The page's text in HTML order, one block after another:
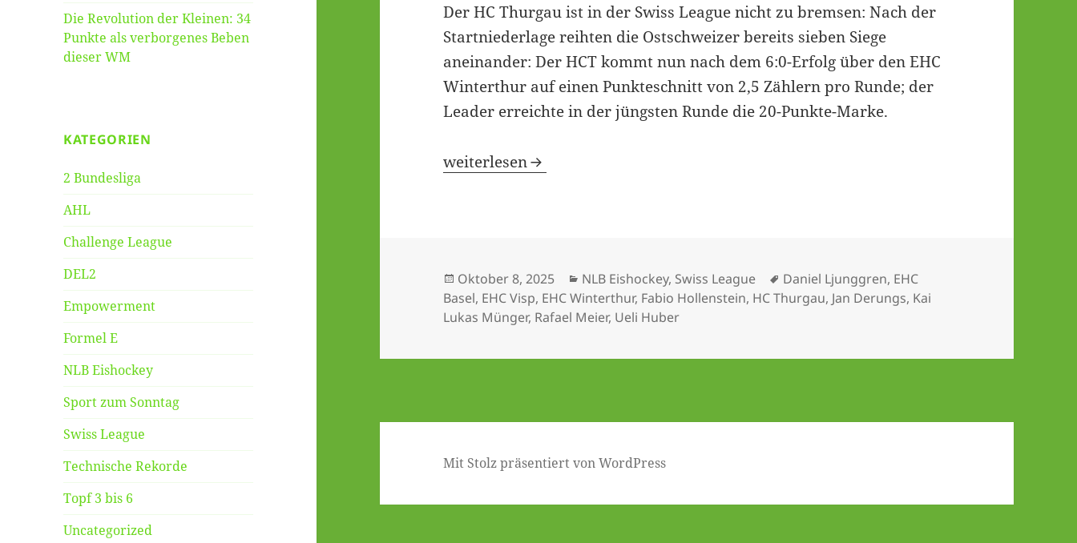
Die Revolution der Kleinen: 34
Punkte als verborgenes Beben
dieser WM
KATEGORIEN
2 Bundesliga
AHL
Challenge League
DEL2
Empowerment
Formel E
NLB Eishockey
Sport zum Sonntag
Swiss League
Technische Rekorde
Topf 3 bis 6
Uncategorized
Der HC Thurgau ist in der Swiss League nicht zu bremsen: Nach der
Startniederlage reihten die Ostschweizer bereits sieben Siege
aneinander: Der HCT kommt nun nach dem 6:0-Erfolg über den EHC
Winterthur auf einen Punkteschnitt von 2,5 Zählern pro Runde; der
Leader erreichte in der jüngsten Runde die 20-Punkte-Marke.
HC Thurgau ist das Team der Stunde – EHC Basel regt sich
weiterlesen
Veröffentlicht
am
Oktober 8, 2025 Kategorien
NLB Eishockey, Swiss League Schlagwörter
Daniel Ljunggren, EHC
Basel, EHC Visp, EHC Winterthur, Fabio Hollenstein, HC Thurgau, Jan Derungs, Kai
Lukas Münger, Rafael Meier, Ueli Huber
Mit Stolz präsentiert von WordPress